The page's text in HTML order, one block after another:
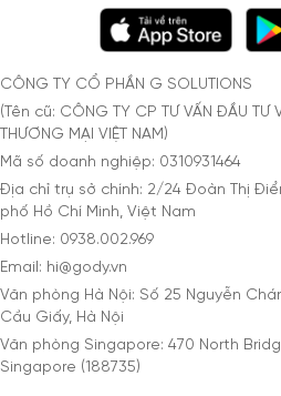
CÔNG TY CỔ PHẦN G SOLUTIONS
(Tên cũ: CÔNG TY CP TƯ VẤN ĐẦU TƯ
THƯƠNG MẠI VIỆT NAM)
Mã số doanh nghiệp: 0310931464
Địa chỉ trụ sở chính: 2/24 Đoàn Thị
phố Hồ Chí Minh, Việt Nam
Hotline: 0938.002.969
Email: hi@gody.vn
Văn phòng Hà Nội: Số 25 Nguyễn
Cầu Giấy, Hà Nội
Văn phòng Singapore: 470 North
Singapore (188735)